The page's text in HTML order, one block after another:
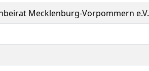
Mecklenburg-Vorpommern e.V.